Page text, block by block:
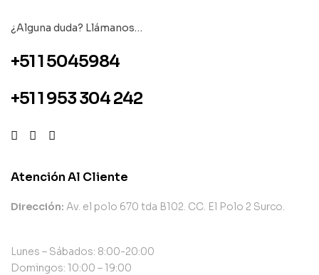
¿Alguna duda? Llámanos…
+51 1 5045984
+51 1 953 304 242
Atención Al Cliente
Dirección: Av. el polo 670 tda B102. CC. El Polo 2 Surco.
Lunes – Sábados: 8:00-20:00
Domingos: 10:00 – 19:00